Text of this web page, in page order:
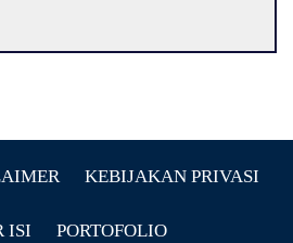
KEBIJAKAN PRIVASI
ISI PORTOFOLIO